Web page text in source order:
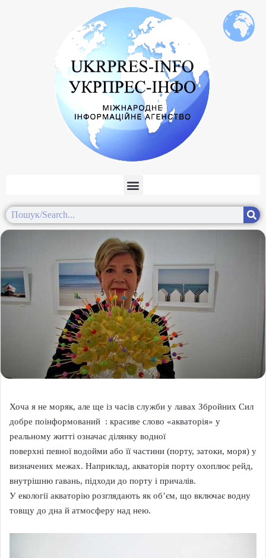
Хоча я не моряк, але ще із часів служби у лавах Збройних Сил
добре поінформований : красиве слово «акваторія» у
реальному житті означає ділянку водної
поверхні певної водойми або її частини (порту, затоки, моря) у
визначених межах. Наприклад, акваторія порту охоплює рейд,
внутрішню гавань, підходи до порту і причалів.
У екології акваторію розглядають як об’єм, що включає водну
товщу до дна й атмосферу над нею.